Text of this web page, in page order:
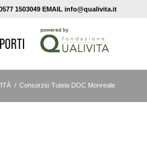
1503049 EMAIL info@qualivita.it
/ Consorzio Tutela DOC Monreale